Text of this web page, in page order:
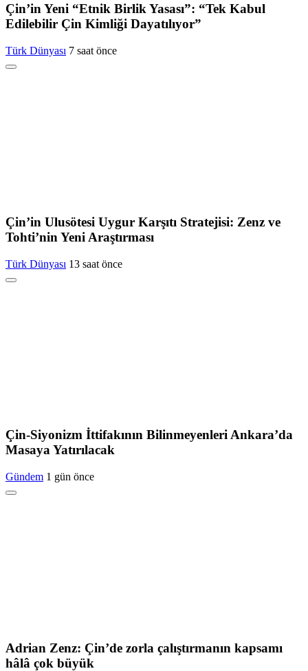
Çin’in Yeni “Etnik Birlik Yasası”: “Tek Kabul
Edilebilir Çin Kimliği Dayatılıyor”
Türk Dünyası 7 saat önce
Çin’in Ulusötesi Uygur Karşıtı Stratejisi: Zenz ve
Tohti’nin Yeni Araştırması
Türk Dünyası 13 saat önce
Çin-Siyonizm İttifakının Bilinmeyenleri Ankara’da
Masaya Yatırılacak
Gündem 1 gün önce
Adrian Zenz: Çin’de zorla çalıştırmanın kapsamı
hâlâ çok büyük